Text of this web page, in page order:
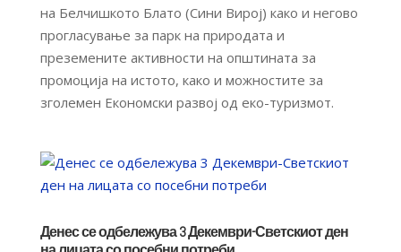
на Белчишкото Блато (Сини Вирој) како и негово
прогласување за парк на природата и
преземените активности на општината за
промоција на истото, како и можностите за
зголемен Економски развој од еко-туризмот.
Денес се одбележува 3 Декември-Светскиот ден